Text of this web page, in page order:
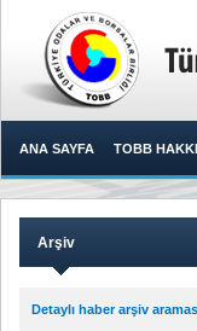
ANA SAYFA TOBB
Arşiv
Detaylı haber arşiv